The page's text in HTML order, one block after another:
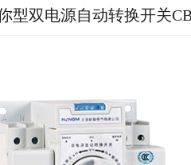
型双电源自动转换开关